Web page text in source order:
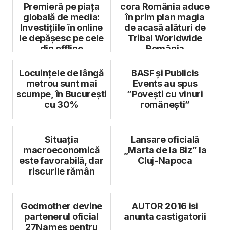
Premieră pe piața
globală de media:
Investițiile în online
le depășesc pe cele
din offline
cora România aduce
în prim plan magia
de acasă alături de
Tribal Worldwide
România
Locuințele de lângă
metrou sunt mai
scumpe, în București
cu 30%
BASF și Publicis
Events au spus
”Povești cu vinuri
românești”
Situația
macroeconomică
este favorabilă, dar
riscurile rămân
Lansare oficială
„Marta de la Biz” la
Cluj-Napoca
Godmother devine
partenerul oficial
27Names pentru
AUTOR 2016 isi
anunta castigatorii